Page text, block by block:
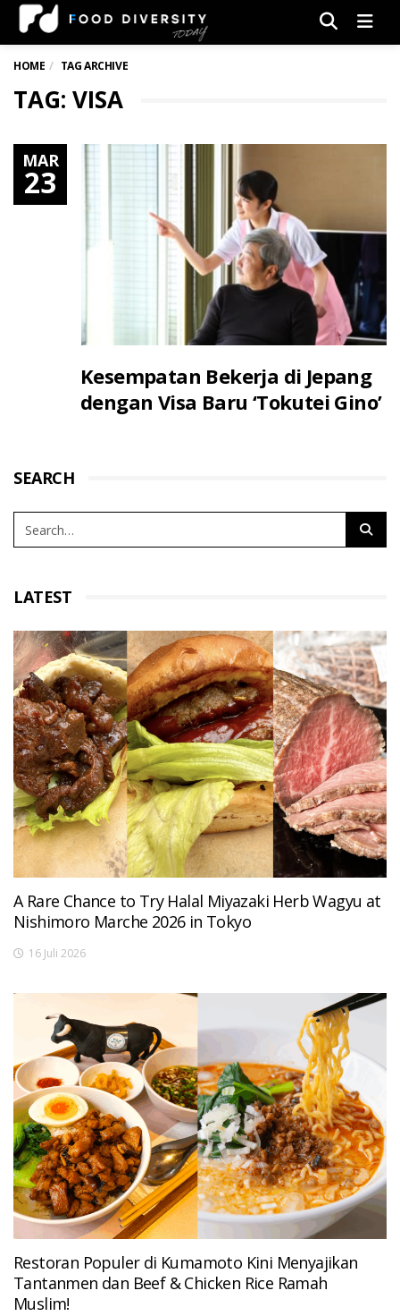
HOME TAG ARCHIVE
TAG: VISA
MAR
23
Kesempatan Bekerja di Jepang
dengan Visa Baru ‘Tokutei Gino’
SEARCH
LATEST
A Rare Chance to Try Halal Miyazaki Herb Wagyu at
Nishimoro Marche 2026 in Tokyo
16 Juli 2026
Restoran Populer di Kumamoto Kini Menyajikan
Tantanmen dan Beef & Chicken Rice Ramah
Muslim!